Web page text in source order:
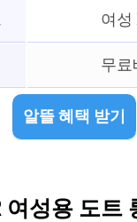
여성
무
알뜰 혜택 받기
여성용 도트